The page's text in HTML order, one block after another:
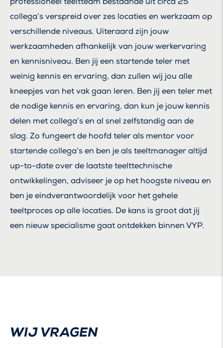
collega’s verspreid over zes locaties en werkzaam op
verschillende niveaus. Uiteraard zijn jouw
werkzaamheden afhankelijk van jouw werkervaring
en kennisniveau. Ben jij een startende teler met
weinig kennis en ervaring, dan zullen wij jou alle
kneepjes van het vak gaan leren. Ben jij een teler met
de nodige kennis en ervaring, dan kun je jouw kennis
delen met collega’s en al snel zelfstandig aan de
slag. Zo fungeert de hoofd teler als mentor voor
startende collega’s en ben je als teeltmanager altijd
up-to-date over de laatste teelttechnische
ontwikkelingen, adviseer je op het hoogste niveau en
ben je eindverantwoordelijk voor het gehele
teeltproces op alle locaties. De kans is groot dat jij
een nieuw specialisme gaat ontdekken binnen VYP.
WIJ VRAGEN